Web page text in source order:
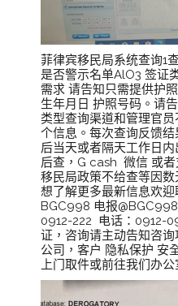
菲律宾移民局系统查询1
是否警示名单AlO3 签证
需求 请告知只需提供护
生年月日 护照号码。请
类型查询渠道和管理官
个信息。每次查询反馈
后当天或者隔天工作日
后查，G cash 微信 或
移民局政策不给查等因
想了解更多最新信息欢迎
BGC998 电报
0912-222 电话：0912-
证，咨询请主动告知咨
公司，客户 隐私保护 安
上门取件或前往我们办公